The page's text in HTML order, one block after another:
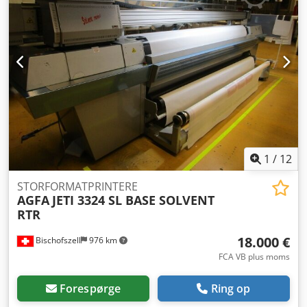
1 / 12
Bischofszell 976 km
STORFORMATPRINTERE
AGFA JETI 3324 SL BASE SOLVENT
RTR
18.000 €
FCA VB plus moms
Forespørge Ring op